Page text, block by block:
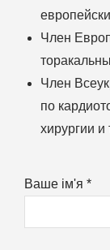
Член
Член
по
хирургии и
Ваше ім'я *